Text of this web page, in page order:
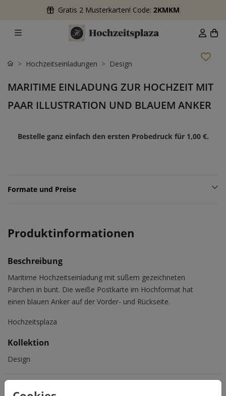
Gratis 2 Musterkarten! Code: 2KMKM
Hochzeitseinladungen Design
MARITIME EINLADUNG ZUR HOCHZEIT MIT
PAAR ILLUSTRATION UND BLAUEM ANKER
Bestelle ganz einfach den ersten Probedruck für 1,00 €.
Formate und Preise
Produktinformationen
Beschreibung
Maritime Hochzeitseinladung mit süßem gezeichneten
Pärchen in bunt. Die weiße Postkarte im Hochformat hat
einen blauen Anker auf der Vorder- und Rückseite.
Hochzeitsplaza
Kollektion
Design
Das könnte Euch auch gefallen